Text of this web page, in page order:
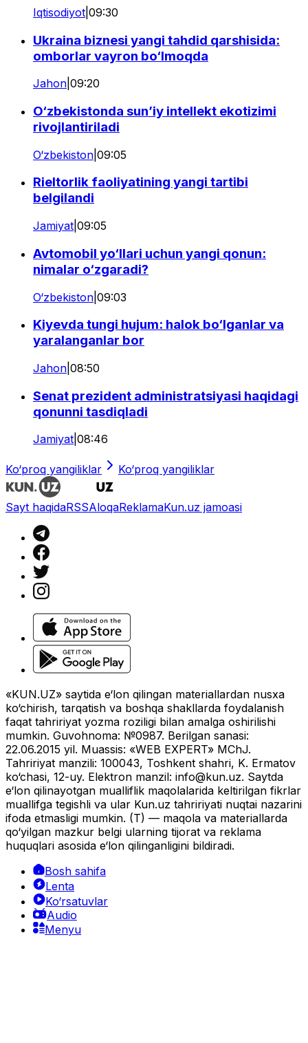
Iqtisodiyot 09:30
Ukraina biznesi yangi tahdid qarshisida:
omborlar vayron bo‘lmoqda
Jahon 09:20
O‘zbekistonda sun’iy intellekt ekotizimi
rivojlantiriladi
O‘zbekiston 09:05
Rieltorlik faoliyatining yangi tartibi
belgilandi
Jamiyat 09:05
Avtomobil yo‘llari uchun yangi qonun:
nimalar o‘zgaradi?
O‘zbekiston 09:03
Kiyevda tungi hujum: halok bo‘lganlar va
yaralanganlar bor
Jahon 08:50
Senat prezident administratsiyasi haqidagi
qonunni tasdiqladi
Jamiyat 08:46
Ko‘proq yangiliklar Ko‘proq yangiliklar
Sayt haqidaRSSAloqaReklamaKun.uz jamoasi
«KUN.UZ» saytida e‘lon qilingan materiallardan nusxa
ko‘chirish, tarqatish va boshqa shakllarda foydalanish
faqat tahririyat yozma roziligi bilan amalga oshirilishi
mumkin. Guvohnoma: №0987. Berilgan sanasi:
22.06.2015 yil. Muassis: «WEB EXPERT» MChJ.
Tahririyat manzili: 100043, Toshkent shahri, K. Ermatov
ko‘chasi, 12-uy. Elektron manzil: info@kun.uz. Saytda
e‘lon qilinayotgan mualliflik maqolalarida keltirilgan fikrlar
muallifga tegishli va ular Kun.uz tahririyati nuqtai nazarini
ifoda etmasligi mumkin. (T) — maqola va materiallarda
qo‘yilgan mazkur belgi ularning tijorat va reklama
huquqlari asosida e‘lon qilinganligini bildiradi.
Bosh sahifa
Lenta
Ko‘rsatuvlar
Audio
Menyu